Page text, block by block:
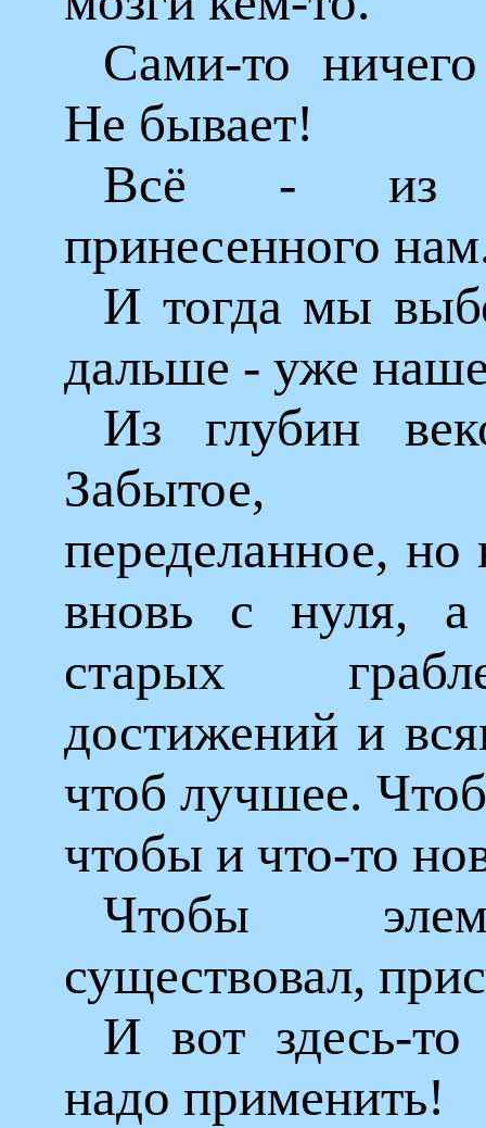
Сами-то
Не бывает!
Всё - из
принесенного
И тогда мы
дальше - уже
Из глубин
Забытое,
переделанное, но
вновь с нуля,
старых
достижений и
чтоб лучшее.
чтобы и что-то
Чтобы
существовал,
И вот здесь-
надо применить!